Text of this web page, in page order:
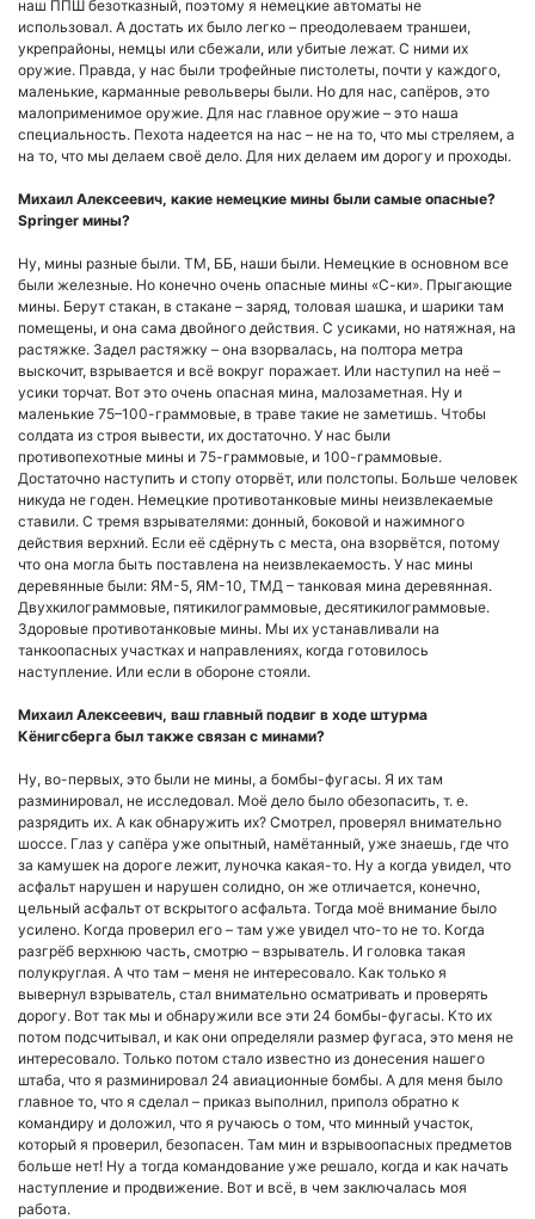
наш ППШ безотказный, поэтому я немецкие автоматы не
использовал. А достать их было легко – преодолеваем траншеи,
укрепрайоны, немцы или сбежали, или убитые лежат. С ними их
оружие. Правда, у нас были трофейные пистолеты, почти у каждого,
маленькие, карманные револьверы были. Но для нас, сапёров, это
малоприменимое оружие. Для нас главное оружие – это наша
специальность. Пехота надеется на нас – не на то, что мы стреляем, а
на то, что мы делаем своё дело. Для них делаем им дорогу и проходы.
Михаил Алексеевич, какие немецкие мины были самые опасные?
Springer мины?
Ну, мины разные были. ТМ, ББ, наши были. Немецкие в основном все
были железные. Но конечно очень опасные мины «С-ки». Прыгающие
мины. Берут стакан, в стакане – заряд, толовая шашка, и шарики там
помещены, и она сама двойного действия. С усиками, но натяжная, на
растяжке. Задел растяжку – она взорвалась, на полтора метра
выскочит, взрывается и всё вокруг поражает. Или наступил на неё –
усики торчат. Вот это очень опасная мина, малозаметная. Ну и
маленькие 75–100-граммовые, в траве такие не заметишь. Чтобы
солдата из строя вывести, их достаточно. У нас были
противопехотные мины и 75-граммовые, и 100-граммовые.
Достаточно наступить и стопу оторвёт, или полстопы. Больше человек
никуда не годен. Немецкие противотанковые мины неизвлекаемые
ставили. С тремя взрывателями: донный, боковой и нажимного
действия верхний. Если её сдёрнуть с места, она взорвётся, потому
что она могла быть поставлена на неизвлекаемость. У нас мины
деревянные были: ЯМ-5, ЯМ-10, ТМД – танковая мина деревянная.
Двухкилограммовые, пятикилограммовые, десятикилограммовые.
Здоровые противотанковые мины. Мы их устанавливали на
танкоопасных участках и направлениях, когда готовилось
наступление. Или если в обороне стояли.
Михаил Алексеевич, ваш главный подвиг в ходе штурма
Кёнигсберга был также связан с минами?
Ну, во-первых, это были не мины, а бомбы-фугасы. Я их там
разминировал, не исследовал. Моё дело было обезопасить, т. е.
разрядить их. А как обнаружить их? Смотрел, проверял внимательно
шоссе. Глаз у сапёра уже опытный, намётанный, уже знаешь, где что
за камушек на дороге лежит, луночка какая-то. Ну а когда увидел, что
асфальт нарушен и нарушен солидно, он же отличается, конечно,
цельный асфальт от вскрытого асфальта. Тогда моё внимание было
усилено. Когда проверил его – там уже увидел что-то не то. Когда
разгрёб верхнюю часть, смотрю – взрыватель. И головка такая
полукруглая. А что там – меня не интересовало. Как только я
вывернул взрыватель, стал внимательно осматривать и проверять
дорогу. Вот так мы и обнаружили все эти 24 бомбы-фугасы. Кто их
потом подсчитывал, и как они определяли размер фугаса, это меня не
интересовало. Только потом стало известно из донесения нашего
штаба, что я разминировал 24 авиационные бомбы. А для меня было
главное то, что я сделал – приказ выполнил, приполз обратно к
командиру и доложил, что я ручаюсь о том, что минный участок,
который я проверил, безопасен. Там мин и взрывоопасных предметов
больше нет! Ну а тогда командование уже решало, когда и как начать
наступление и продвижение. Вот и всё, в чем заключалась моя
работа.